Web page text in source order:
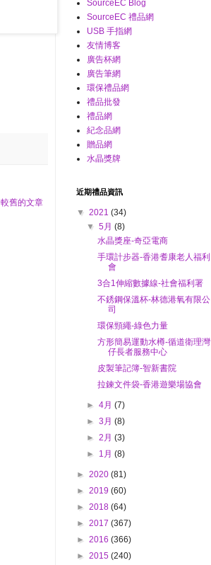
較舊的文章
SourceEC Blog
SourceEC 禮品網
USB 手指網
友情博客
廣告杯網
廣告筆網
環保禮品網
禮品批發
禮品網
紀念品網
贈品網
水晶獎牌
近期禮品資訊
▼ 2021 (34)
▼5月(8)
水晶獎座-奇亞電商
手環計步器-香港耆康老人福利
會
3合1伸縮數據線-社會福利署
不銹鋼保溫杯-林德港氧有限公
司
環保頸繩-綠色力量
方形簡易運動水樽-循道衛理灣
仔長者服務中心
皮製筆記簿-智新書院
拉鍊文件袋-香港遊樂場協會
►4月(7)
►3月(8)
►2月(3)
► 1月(8)
► 2020 (81)
► 2019 (60)
► 2018 (64)
► 2017 (367)
► 2016 (366)
► 2015 (240)